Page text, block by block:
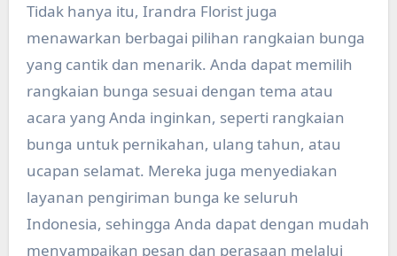
Tidak hanya itu, Irandra Florist juga
menawarkan berbagai pilihan rangkaian bunga
yang cantik dan menarik. Anda dapat memilih
rangkaian bunga sesuai dengan tema atau
acara yang Anda inginkan, seperti rangkaian
bunga untuk pernikahan, ulang tahun, atau
ucapan selamat. Mereka juga menyediakan
layanan pengiriman bunga ke seluruh
Indonesia, sehingga Anda dapat dengan mudah
menyampaikan pesan dan perasaan melalui